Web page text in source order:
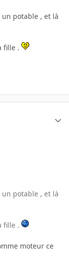
potable , et là
fille .
potable , et là
fille .
moteur ce